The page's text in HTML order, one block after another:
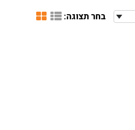
בחר תצוגה: